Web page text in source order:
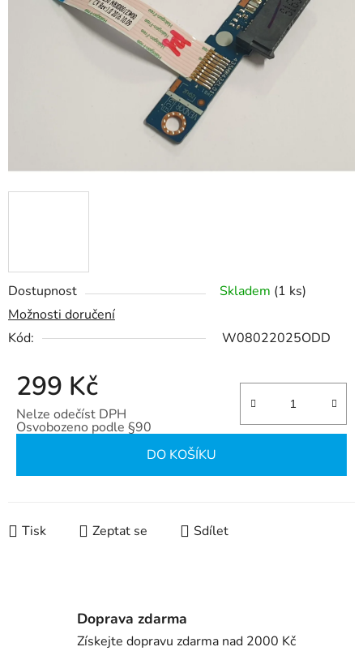
Dostupnost Skladem (1 ks)
Možnosti doručení
Kód:
W08022025ODD
299 Kč
Nelze odečíst DPH
Osvobozeno podle §90
DO KOŠÍKU
Tisk Zeptat se Sdílet
Doprava zdarma
Získejte dopravu zdarma nad 2000 Kč